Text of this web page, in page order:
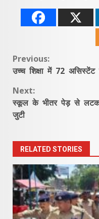
Continue
Previous:
उच्च शिक्षा में 72 असिस्टेंट
Next:
स्कूल के भीतर पेड़ से
जुटी
RELATED STORIES